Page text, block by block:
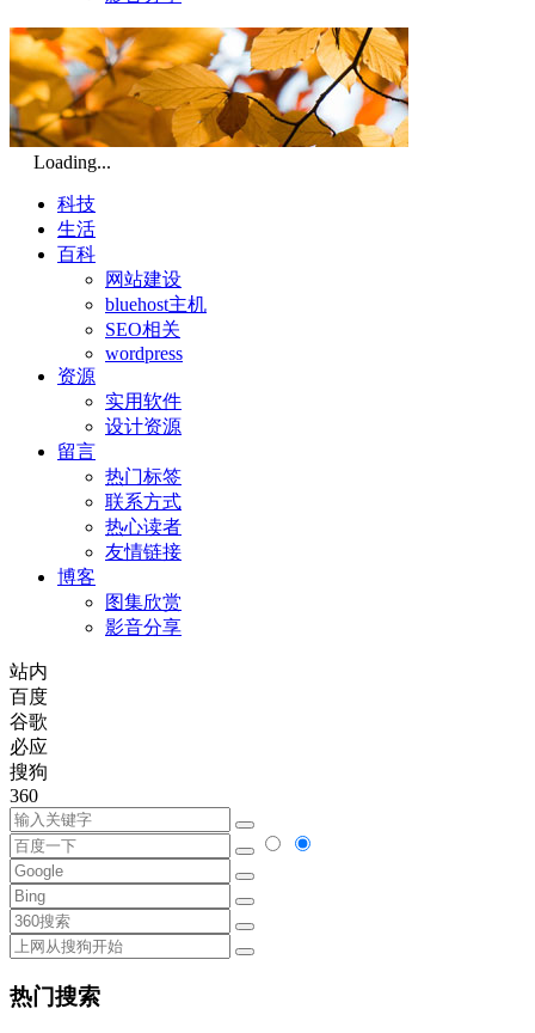
Loading...
科技
生活
百科
网站建设
bluehost主机
SEO相关
wordpress
资源
实用软件
设计资源
留言
热门标签
联系方式
热心读者
友情链接
博客
图集欣赏
影音分享
站内
百度
谷歌
必应
搜狗
360
热门搜索